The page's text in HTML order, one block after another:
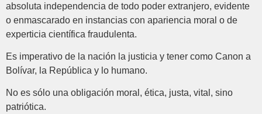
absoluta independencia de todo poder extranjero, evidente
o enmascarado en instancias con apariencia moral o de
experticia científica fraudulenta.
Es imperativo de la nación la justicia y tener como Canon a
Bolívar, la República y lo humano.
No es sólo una obligación moral, ética, justa, vital, sino
patriótica.